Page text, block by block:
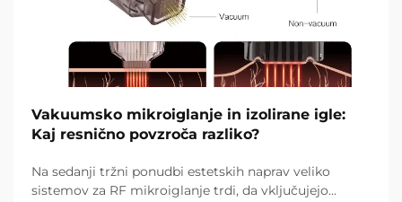
Vakuumsko mikroiglanje in izolirane igle:
Kaj resnično povzroča razliko?
Na sedanji tržni ponudbi estetskih naprav veliko
sistemov za RF mikroiglanje trdi, da vključujejo